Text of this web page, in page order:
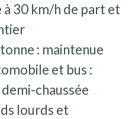
30 km/h de part et
: maintenue
et bus :
chaussée
lourds et